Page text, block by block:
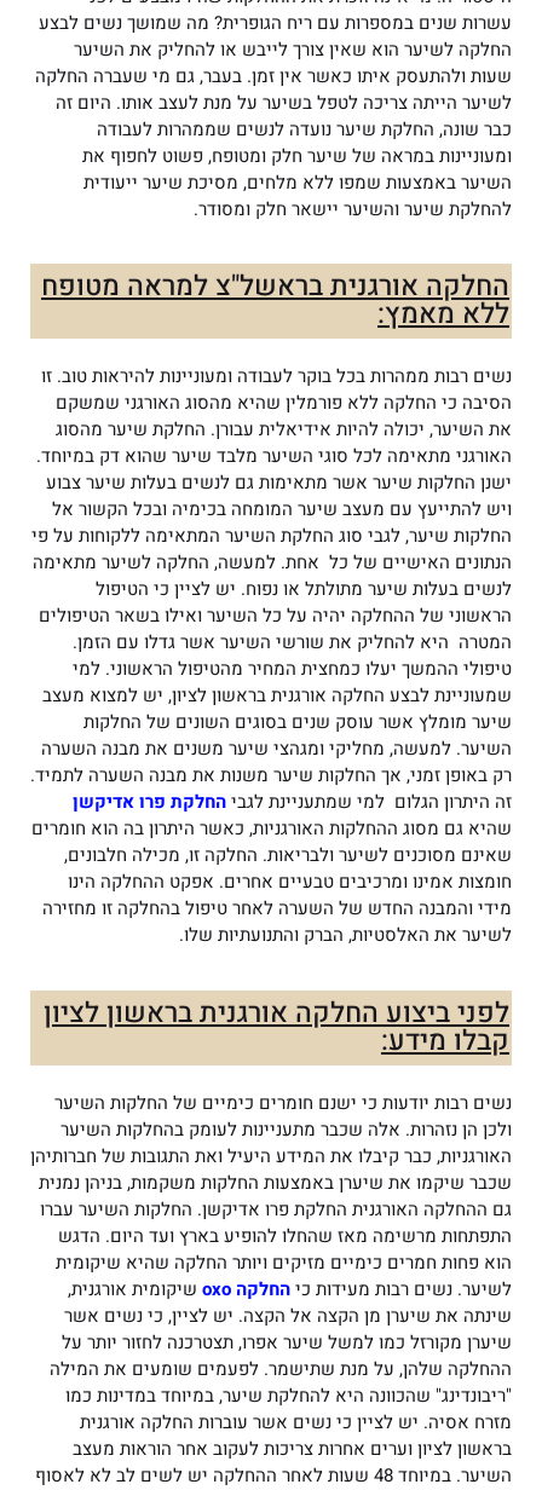
עשרות שנים במספרות עם ריח הגופרית? מה שמושך נשים לבצע
החלקה לשיער הוא שאין צורך לייבש או להחליק את השיער
שעות ולהתעסק איתו כאשר אין זמן. בעבר, גם מי שעברה החלקה
לשיער הייתה צריכה לטפל בשיער על מנת לעצב אותו. היום זה
כבר שונה, החלקת שיער נועדה לנשים שממהרות לעבודה
ומעוניינות במראה של שיער חלק ומטופח, פשוט לחפוף את
השיער באמצעות שמפו ללא מלחים, מסיכת שיער ייעודית
להחלקת שיער והשיער יישאר חלק ומסודר.
החלקה אורגנית בראשל"צ למראה מטופח
ללא מאמץ:
נשים רבות ממהרות בכל בוקר לעבודה ומעוניינות להיראות טוב. זו
הסיבה כי החלקה ללא פורמלין שהיא מהסוג האורגני שמשקם
את השיער, יכולה להיות אידיאלית עבורן. החלקת שיער מהסוג
האורגני מתאימה לכל סוגי השיער מלבד שיער שהוא דק במיוחד.
ישנן החלקות שיער אשר מתאימות גם לנשים בעלות שיער צבוע
ויש להתייעץ עם מעצב שיער המומחה בכימיה ובכל הקשור אל
החלקות שיער, לגבי סוג החלקת השיער המתאימה ללקוחות על פי
הנתונים האישיים של כל אחת. למעשה, החלקה לשיער מתאימה
לנשים בעלות שיער מתולתל או נפוח. יש לציין כי הטיפול
הראשוני של ההחלקה יהיה על כל השיער ואילו בשאר הטיפולים
המטרה היא להחליק את שורשי השיער אשר גדלו עם הזמן.
טיפולי ההמשך יעלו כמחצית המחיר מהטיפול הראשוני. למי
שמעוניינת לבצע החלקה אורגנית בראשון לציון, יש למצוא מעצב
שיער מומלץ אשר עוסק שנים בסוגים השונים של החלקות
השיער. למעשה, מחליקי ומגהצי שיער משנים את מבנה השערה
רק באופן זמני, אך החלקות שיער משנות את מבנה השערה לתמיד.
זה היתרון הגלום למי שמתעניינת לגביהחלקת פרו אדיקשן
שהיא גם מסוג ההחלקות האורגניות, כאשר היתרון בה הוא חומרים
שאינם מסוכנים לשיער ולבריאות. החלקה זו, מכילה חלבונים,
חומצות אמינו ומרכיבים טבעיים אחרים. אפקט ההחלקה הינו
מידי והמבנה החדש של השערה לאחר טיפול בהחלקה זו מחזירה
לשיער את האלסטיות, הברק והתנועתיות שלו.
לפני ביצוע החלקה אורגנית בראשון לציון
קבלו מידע:
נשים רבות יודעות כי ישנם חומרים כימיים של החלקות השיער
ולכן הן נזהרות. אלה שכבר מתעניינות לעומק בהחלקות השיער
האורגניות, כבר קיבלו את המידע היעיל ואת התגובות של חברותיהן
שכבר שיקמו את שיערן באמצעות החלקות משקמות, בניהן נמנית
גם ההחלקה האורגנית החלקת פרו אדיקשן. החלקות השיער עברו
התפתחות מרשימה מאז שהחלו להופיע בארץ ועד היום. הדגש
הוא פחות חמרים כימיים מזיקים ויותר החלקה שהיא שיקומית
לשיער. נשים רבות מעידות כיהחלקה oxo
שיקומית אורגנית,
שינתה את שיערן מן הקצה אל הקצה. יש לציין, כי נשים אשר
שיערן מקורזל כמו למשל שיער אפרו, תצטרכנה לחזור יותר על
ההחלקה שלהן, על מנת שתישמר. לפעמים שומעים את המילה
"ריבונדינג" שהכוונה היא להחלקת שיער, במיוחד במדינות כמו
מזרח אסיה. יש לציין כי נשים אשר עוברות החלקה אורגנית
בראשון לציון וערים אחרות צריכות לעקוב אחר הוראות מעצב
השיער. במיוחד 48 שעות לאחר ההחלקה יש לשים לב לא לאסוף